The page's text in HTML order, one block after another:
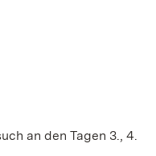
an den Tagen 3., 4.